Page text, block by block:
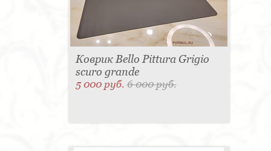
Коврик Bello Pittura Grigio
scuro grande
5 000 руб.6 000 руб.